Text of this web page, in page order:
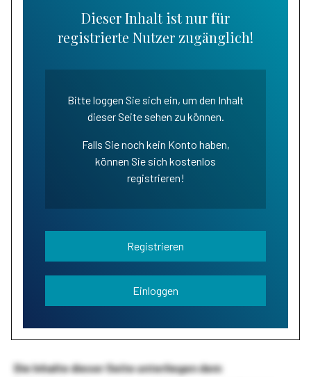
Dieser Inhalt ist nur für
registrierte Nutzer zugänglich!
Bitte loggen Sie sich ein, um den Inhalt
dieser Seite sehen zu können.
Falls Sie noch kein Konto haben,
können Sie sich kostenlos
registrieren!
Registrieren
Einloggen
Die Inhalte dieser Seite unterliegen dem